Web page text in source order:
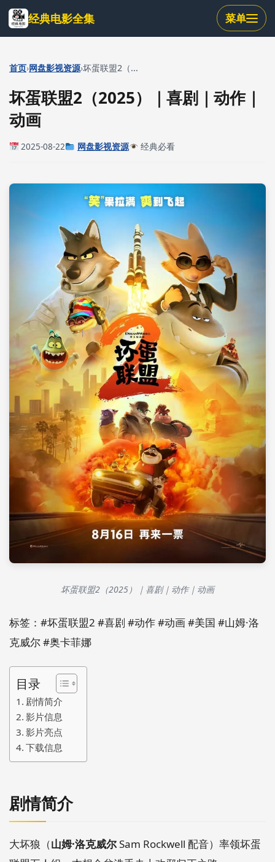
跳
到
主
内
经典电影全集 菜单
首页›网盘影视资源›坏蛋联盟2（...
坏蛋联盟2（2025）｜喜剧｜动作｜
动画
2025-08-22 网盘影视资源 经典必看
坏蛋联盟2（2025）｜喜剧｜动作｜动画
标签：#坏蛋联盟2 #喜剧 #动作 #动画 #美国 #山姆·洛
克威尔 #奥卡菲娜
目录
剧情简介
影片信息
影片亮点
下载信息
剧情简介
大坏狼（山姆·洛克威尔Sam Rockwell 配音）率领坏蛋